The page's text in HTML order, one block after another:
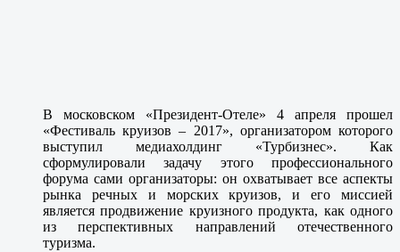
В московском «Президент-Отеле» 4 апреля прошел
«Фестиваль круизов – 2017», организатором которого
выступил медиахолдинг «Турбизнес». Как
сформулировали задачу этого профессионального
форума сами организаторы: он охватывает все аспекты
рынка речных и морских круизов, и его миссией
является продвижение круизного продукта, как одного
из перспективных направлений отечественного
туризма.